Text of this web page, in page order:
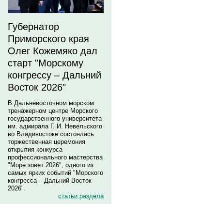
Губернатор
Приморского края
Олег Кожемяко дал
старт "Морскому
конгрессу – Дальний
Восток 2026"
В Дальневосточном морском
тренажерном центре Морского
государственного университета
им. адмирала Г. И. Невельского
во Владивостоке состоялась
торжественная церемония
открытия конкурса
профессионального мастерства
"Море зовет 2026", одного из
самых ярких событий "Морского
конгресса – Дальний Восток
2026".
статьи раздела